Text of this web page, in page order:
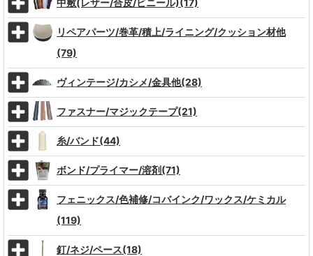
中敷(レザー/合皮/ビニール)(17)
リペアパーツ/巻革/積上/ライニング/クッション材他
(79)
ヴィンテージ/カシメ/金具他(28)
ファスナー/マジックテープ(21)
糸/バンド(44)
ボンド/プライマー/溶剤(71)
フェニックス/色補修/コバインク/ワックス/ケミカル
(119)
釘/ネジ/ペース(18)